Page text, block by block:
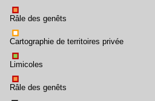
Râle des genêts
Cartographie de territoires privée
Limicoles
Râle des genêts